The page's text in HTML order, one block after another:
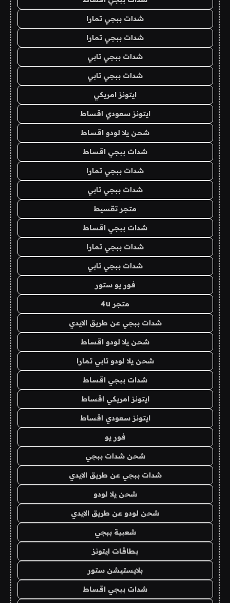
شدات ببجي تمارا
شدات ببجي تمارا
شدات ببجي تابي
شدات ببجي تابي
ايتونز امريكي
ايتونز سعودي اقساط
شحن يلا لودو اقساط
شدات ببجي اقساط
شدات ببجي تمارا
شدات ببجي تابي
متجر تقسيط
شدات ببجي اقساط
شدات ببجي تمارا
شدات ببجي تابي
فور يو ستور
متجر 4u
شدات ببجي عن طريق الايدي
شحن يلا لودو اقساط
شحن يلا لودو تابي تمارا
شدات ببجي اقساط
ايتونز امريكي اقساط
ايتونز سعودي اقساط
فور يو
شحن شدات ببجي
شدات ببجي عن طريق الايدي
شحن يلا لودو
شحن لودو عن طريق الايدي
شعبية ببجي
بطاقات ايتونز
بلايستيشن ستور
شدات ببجي اقساط